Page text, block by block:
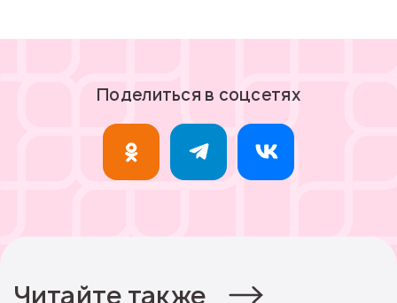
Поделиться в соцсетях
Читайте также